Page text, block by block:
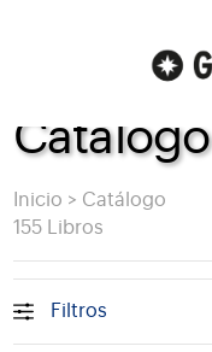
Catálogo
Inicio > Catálogo
155 Libros
Filtros